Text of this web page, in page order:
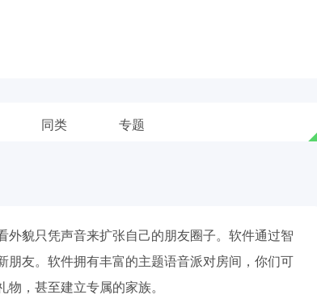
同类 专题
貌只凭声音来扩张自己的朋友圈子。软件通过智
友。软件拥有丰富的主题语音派对房间，你们可
，甚至建立专属的家族。